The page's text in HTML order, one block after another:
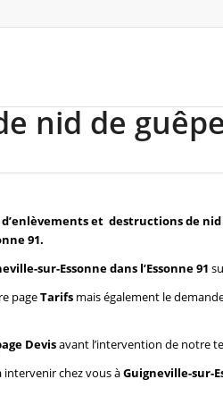
nid de
et destructions de
91.
sur-Essonne dans l’Essonne 91
pageTarifs mais également le
Devisavant l’intervention de notre
intervenir chez vous àGuigneville-sur-